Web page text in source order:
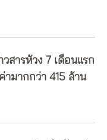
สารห้วง 7 เดือนแรก
มากกว่า 415 ล้าน